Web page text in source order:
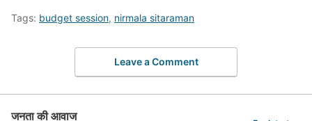
Tags: budget session, nirmala sitaraman
Leave a Comment
जनता की आवाज